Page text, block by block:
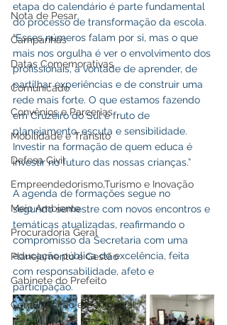
Nota de Pesar
Campanhas
Datas Comemorativas
Comunicado
Convênios e Parcerias
Mobilidade e Trânsito
Defesa Civil
Empreendedorismo,Turismo e Inovação
Meio Ambiente
Procuradoria Geral
Planejamento e Gestão
Gabinete do Prefeito
Comunicação e Cerimonial
etapa do calendário é parte fundamental
do processo de transformação da escola.
“Esses números falam por si, mas o que
mais nos orgulha é ver o envolvimento dos
profissionais, a vontade de aprender, de
partilhar experiências e de construir uma
rede mais forte. O que estamos fazendo
em Cruzeiro do Sul é fruto de
planejamento, escuta e sensibilidade.
Investir na formação de quem educa é
investir no futuro das nossas crianças.”
A agenda de formações segue no
segundo semestre com novos encontros e
temáticas atualizadas, reafirmando o
compromisso da Secretaria com uma
educação pública de excelência, feita
com responsabilidade, afeto e
participação.